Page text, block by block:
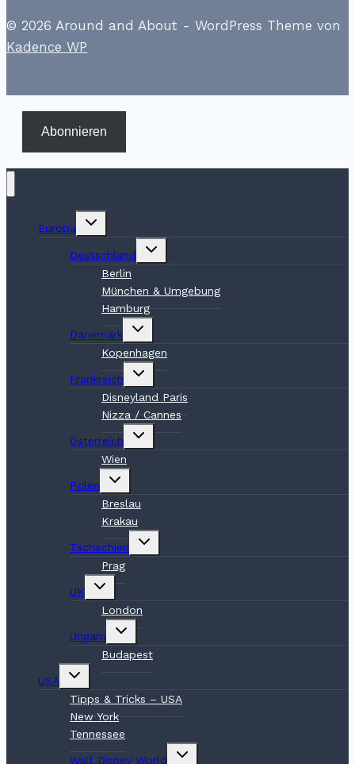
© 2026 Around and About - WordPress Theme von
Kadence WP
Abonnieren
Europa
Untermenü
umschalten
Deutschland
Untermenü
umschalten
Berlin
München & Umgebung
Hamburg
Dänemark
Untermenü
umschalten
Kopenhagen
Frankreich
Untermenü
umschalten
Disneyland Paris
Nizza / Cannes
Österreich
Untermenü
umschalten
Wien
Polen
Untermenü
umschalten
Breslau
Krakau
Tschechien
Untermenü
umschalten
Prag
UK
Untermenü
umschalten
London
Ungarn
Untermenü
umschalten
Budapest
USA
Untermenü
umschalten
Tipps & Tricks – USA
New York
Tennessee
Walt Disney World
Untermenü